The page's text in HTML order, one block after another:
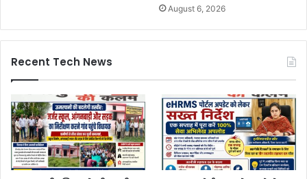
August 6, 2026
Recent Tech News